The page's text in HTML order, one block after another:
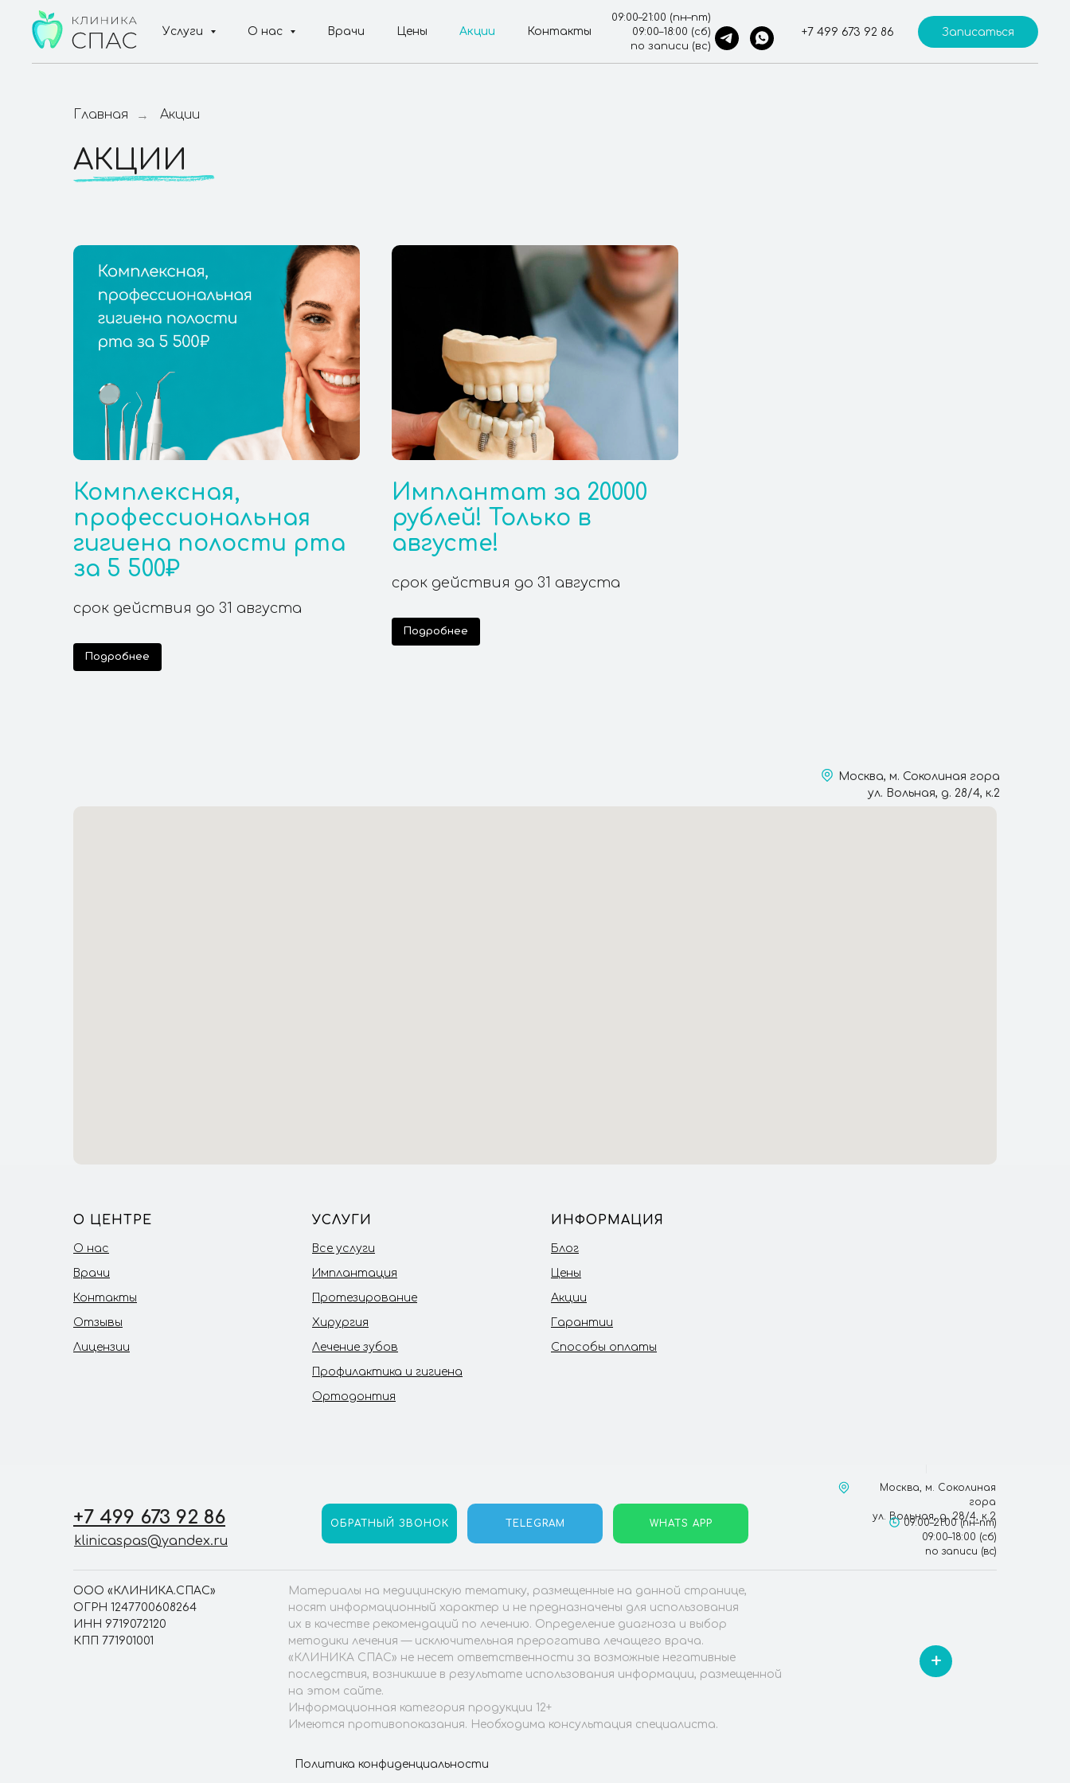
Услуги О нас Врачи Цены Акции Контакты
09:00–21:00 (пн–пт)
09:00–18:00 (сб)
по записи (вс)
+7 499 673 92 86 Записаться
Главная → Акции
АКЦИИ
Комплексная,
профессиональная
гигиена полости рта
за 5 500₽
срок действия до 31 августа
Подробнее
Имплантат за 20000
рублей! Только в
августе!
срок действия до 31 августа
Подробнее
Москва, м. Соколиная гора
ул. Вольная, д. 28/4, к.2​
О ЦЕНТРЕ
О нас
Врачи
Контакты
Отзывы
Лицензии
УСЛУГИ
Все услуги
Имплантация
Протезирование
Хирургия
Лечение зубов
Профилактика и гигиена
Ортодонтия
ИНФОРМАЦИЯ
Блог
Цены
Акции
Гарантии
Способы оплаты
+7 499 673 92 86
klinicaspas@yandex.ru
ОБРАТНЫЙ ЗВОНОК TELEGRAM WHATS APP
Москва, м. Соколиная
гора
ул. Вольная, д. 28/4, к.2​
09:00–21:00 (пн–пт)
09:00–18:00 (сб)
по записи (вс)
Политика конфиденциальности
ООО «КЛИНИКА.СПАС»
ОГРН 1247700608264
ИНН 9719072120
КПП 771901001
Материалы на медицинскую тематику, размещенные на данной странице,
носят информационный характер и не предназначены для использования
их в качестве рекомендаций по лечению. Определение диагноза и выбор
методики лечения — исключительная прерогатива лечащего врача.
«КЛИНИКА СПАС» не несет ответственности за возможные негативные
последствия, возникшие в результате использования информации, размещенной
на этом сайте.
Информационная категория продукции 12+
Имеются противопоказания. Необходима консультация специалиста.
+